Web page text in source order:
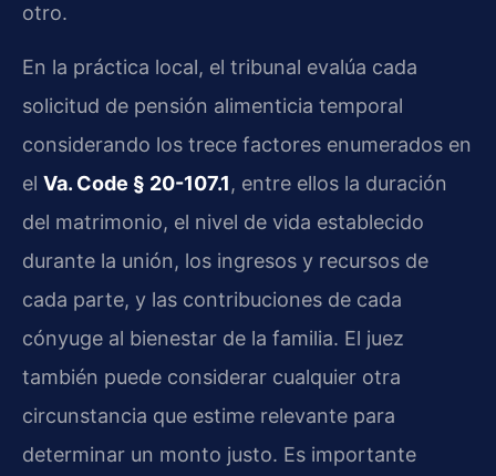
otro.
En la práctica local, el tribunal evalúa cada
solicitud de pensión alimenticia temporal
considerando los trece factores enumerados en
el Va. Code § 20-107.1, entre ellos la duración
del matrimonio, el nivel de vida establecido
durante la unión, los ingresos y recursos de
cada parte, y las contribuciones de cada
cónyuge al bienestar de la familia. El juez
también puede considerar cualquier otra
circunstancia que estime relevante para
determinar un monto justo. Es importante